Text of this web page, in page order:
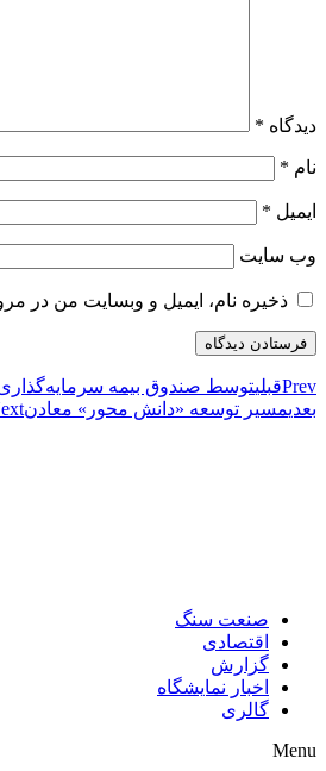
دیدگاه *
نام *
ایمیل *
وب‌ سایت
ذخیره نام، ایمیل و وبسایت من در
Prevقبلیتوسط صندوق بیمه
بعدیمسیر توسعه «دانش محور» معادن
صنعت سنگ
اقتصادی
گزارش
اخبار نمایشگاه
گالری
Menu